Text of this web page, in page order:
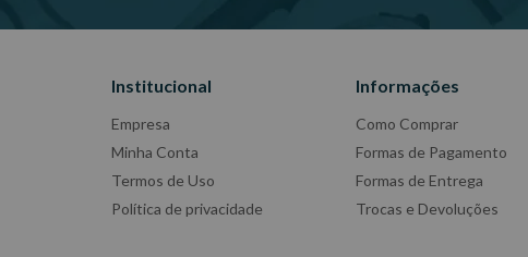
Institucional
Empresa
Minha Conta
Termos de Uso
Política de privacidade
Informações
Como Comprar
Formas de Pagamento
Formas de Entrega
Trocas e Devoluções